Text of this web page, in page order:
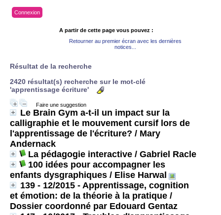
Connexion
A partir de cette page vous pouvez :
Retourner au premier écran avec les dernières
notices...
Résultat de la recherche
2420 résultat(s) recherche sur le mot-clé
'apprentissage écriture'
Faire une suggestion
Le Brain Gym a-t-il un impact sur la
calligraphie et le mouvement cursif lors de
l'apprentissage de l'écriture? / Mary
Andernack
La pédagogie interactive / Gabriel Racle
100 idées pour accompagner les
enfants dysgraphiques / Elise Harwal
139 - 12/2015 - Apprentissage, cognition
et émotion: de la théorie à la pratique /
Dossier coordonné par Edouard Gentaz